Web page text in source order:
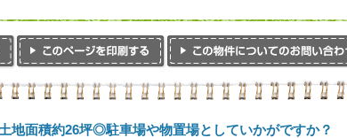
積約26坪◎駐車場や物置場としていかがですか？